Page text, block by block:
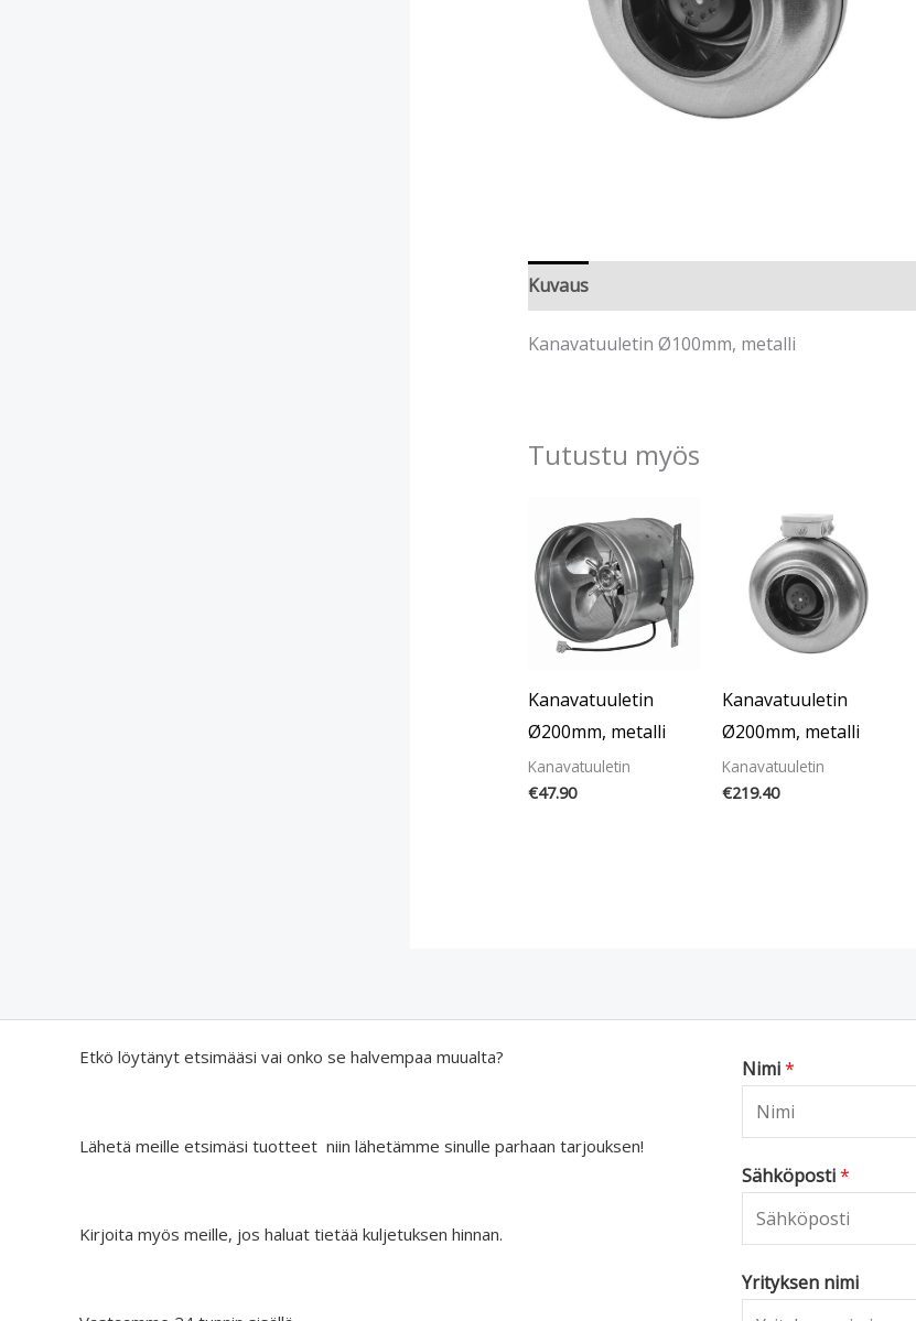
Kuvaus
Kanavatuuletin Ø100mm, metalli
Tutustu myös
Kanavatuuletin
Ø200mm, metalli
Kanavatuuletin
€47.90
Kanavatuuletin
Ø200mm, metalli
Kanavatuuletin
€219.40
Etkö löytänyt etsimääsi vai onko se halvempaa muualta?
Lähetä meille etsimäsi tuotteet niin lähetämme sinulle parhaan tarjouksen!
Kirjoita myös meille, jos haluat tietää kuljetuksen hinnan.
Nimi*
Sähköposti*
Yrityksen nimi